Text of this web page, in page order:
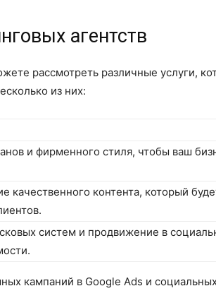
агентств
рассмотреть различные услуги,
из них:
и фирменного стиля, чтобы ваш
качественного контента, который
систем и продвижение в
кампаний в Google Ads и